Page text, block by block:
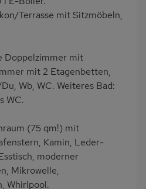
Terrasse mit Sitzmöbeln,
Doppelzimmer mit
mit 2 Etagenbetten,
Wb, WC. Weiteres Bad:
WC.
(75 qm!) mit
Kamin, Leder-
moderner
Mikrowelle,
Whirlpool.